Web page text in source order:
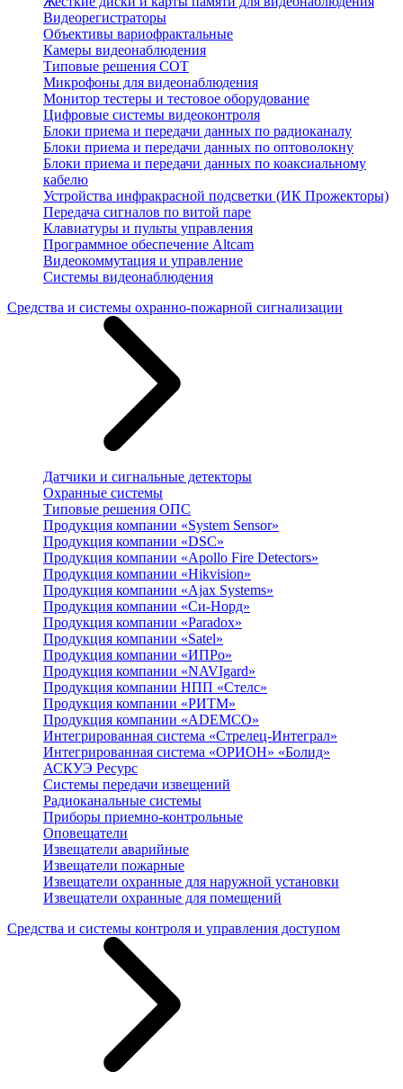
Видеорегистраторы
Объективы вариофрактальные
Камеры видеонаблюдения
Типовые решения СОТ
Микрофоны для видеонаблюдения
Монитор тестеры и тестовое оборудование
Цифровые системы видеоконтроля
Блоки приема и передачи данных по радиоканалу
Блоки приема и передачи данных по оптоволокну
Блоки приема и передачи данных по коаксиальному
кабелю
Устройства инфракрасной подсветки (ИК Прожекторы)
Передача сигналов по витой паре
Клавиатуры и пульты управления
Программное обеспечение Altcam
Видеокоммутация и управление
Системы видеонаблюдения
Средства и системы охранно-пожарной сигнализации
Датчики и сигнальные детекторы
Охранные системы
Типовые решения ОПС
Продукция компании «System Sensor»
Продукция компании «DSC»
Продукция компании «Apollo Fire Detectors»
Продукция компании «Hikvision»
Продукция компании «Ajax Systems»
Продукция компании «Си-Норд»
Продукция компании «Paradox»
Продукция компании «Satel»
Продукция компании «ИПРо»
Продукция компании «NAVIgard»
Продукция компании НПП «Стелс»
Продукция компании «РИТМ»
Продукция компании «ADEMCO»
Интегрированная система «Стрелец-Интеграл»
Интегрированная система «ОРИОН» «Болид»
АСКУЭ Ресурс
Системы передачи извещений
Радиоканальные системы
Приборы приемно-контрольные
Оповещатели
Извещатели аварийные
Извещатели пожарные
Извещатели охранные для наружной установки
Извещатели охранные для помещений
Средства и системы контроля и управления доступом